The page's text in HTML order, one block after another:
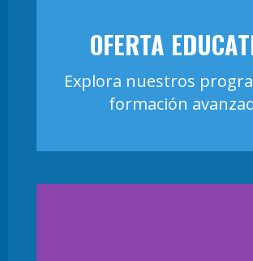
OFERTA
Explora nuestros
formación